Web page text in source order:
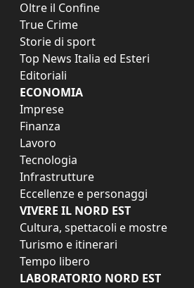
Oltre il Confine
True Crime
Storie di sport
Top News Italia ed Esteri
Editoriali
ECONOMIA
Imprese
Finanza
Lavoro
Tecnologia
Infrastrutture
Eccellenze e personaggi
VIVERE IL NORD EST
Cultura, spettacoli e mostre
Turismo e itinerari
Tempo libero
LABORATORIO NORD EST